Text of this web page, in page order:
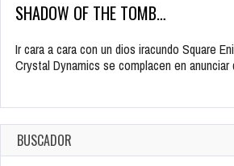
SHADOW OF THE TOMB…
Ir cara a cara con un dios iracundo Square
Crystal Dynamics se complacen en
BUSCADOR